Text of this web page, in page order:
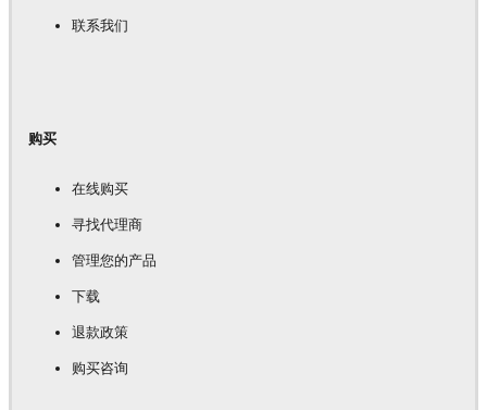
联系我们
购买
在线购买
寻找代理商
管理您的产品
下载
退款政策
购买咨询